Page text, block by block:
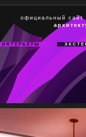
официальный сайт
ИНТЕРЬЕРЫ